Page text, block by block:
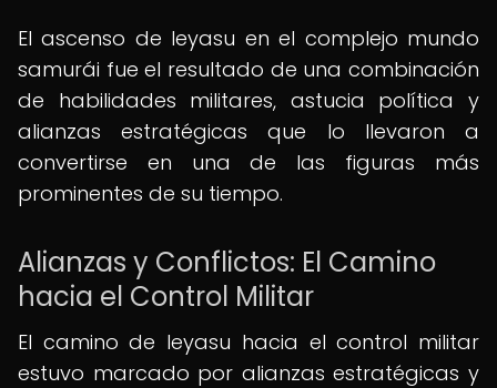
El ascenso de Ieyasu en el complejo mundo
samurái fue el resultado de una combinación
de habilidades militares, astucia política y
alianzas estratégicas que lo llevaron a
convertirse en una de las figuras más
prominentes de su tiempo.
Alianzas y Conflictos: El Camino
hacia el Control Militar
El camino de Ieyasu hacia el control militar
estuvo marcado por alianzas estratégicas y